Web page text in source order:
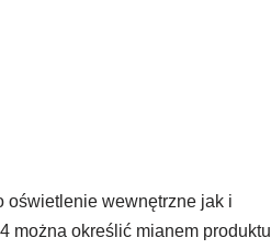
oświetlenie wewnętrzne jak i
można określić mianem produktu